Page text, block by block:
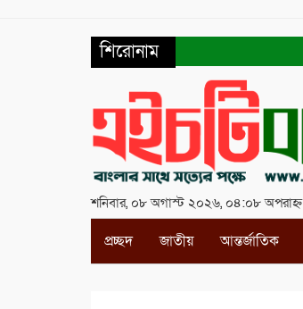
শিরোনাম
শনিবার, ০৮ অগাস্ট ২০২৬, ০৪:০৮ অপরাহ্ন
প্রচ্ছদ জাতীয় আন্তর্জাতিক